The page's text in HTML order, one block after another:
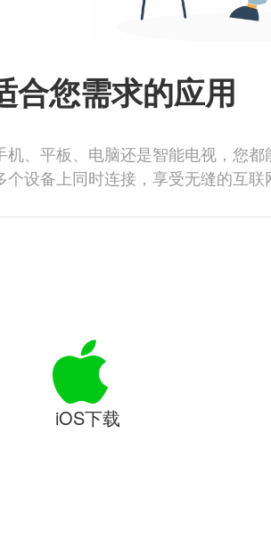
合您需求的应用
、平板、电脑还是智能电视，您都
设备上同时连接，享受无缝的互联
iOS下载